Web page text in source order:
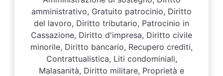
amministrativo, Gratuito patrocinio, Diritto
del lavoro, Diritto tributario, Patrocinio in
Cassazione, Diritto d'impresa, Diritto civile
minorile, Diritto bancario, Recupero crediti,
Contrattualistica, Liti condominiali,
Malasanità, Diritto militare, Proprietà e